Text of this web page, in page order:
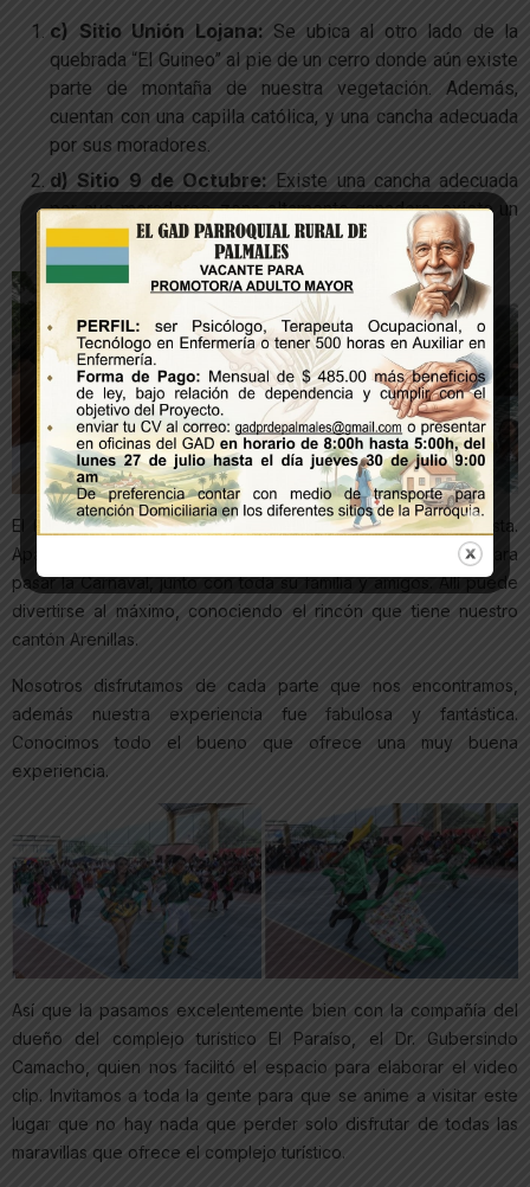
c) Sitio Unión Lojana: Se ubica al otro lado de la
quebrada “El Guineo” al pie de un cerro donde aún existe
parte de montaña de nuestra vegetación. Además,
cuentan con una capilla católica, y una cancha adecuada
por sus moradores.
d) Sitio 9 de Octubre: Existe una cancha adecuada
por sus moradores, zona altamente ganadera, existe un
centro turístico privado llamado “El Paraíso”.
El Paraíso ofrece una buena atención y recreación al turista.
Aparte, pudimos observar que es una opción magnifica para
pasar la Carnaval, junto con toda su familia y amigos. Allí puede
divertirse al máximo, conociendo el rincón que tiene nuestro
cantón Arenillas.
Nosotros disfrutamos de cada parte que nos encontramos,
además nuestra experiencia fue fabulosa y fantástica.
Conocimos todo el bueno que ofrece una muy buena
experiencia.
Así que la pasamos excelentemente bien con la compañía del
dueño del complejo turístico El Paraíso, el Dr. Gubersindo
Camacho, quien nos facilitó el espacio para elaborar el video
clip. Invitamos a toda la gente para que se anime a visitar este
lugar que no hay nada que perder solo disfrutar de todas las
maravillas que ofrece el complejo turístico.